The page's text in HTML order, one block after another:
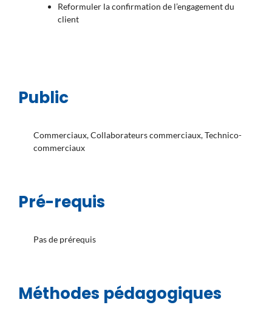
Reformuler la confirmation de l’engagement du
client
Public
Commerciaux, Collaborateurs commerciaux, Technico-
commerciaux
Pré-requis
Pas de prérequis
Méthodes pédagogiques